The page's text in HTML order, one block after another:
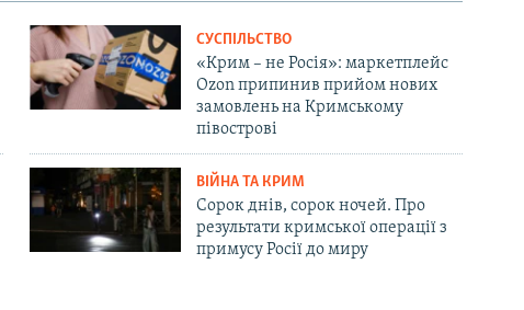
СУСПІЛЬСТВО
«Крим – не Росія»: маркетплейс
Ozon припинив прийом нових
замовлень на Кримському
півострові
ВІЙНА ТА КРИМ
Сорок днів, сорок ночей. Про
результати кримської операції з
примусу Росії до миру